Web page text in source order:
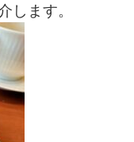
します。